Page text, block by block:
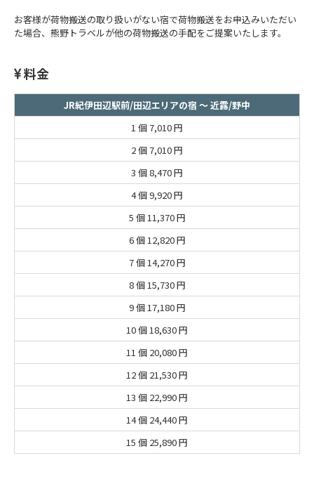
お客様が荷物搬送の取り扱いがない宿で荷物搬送をお申込みいただい
た場合、熊野トラベルが他の荷物搬送の手配をご提案いたします。
料金
JR紀伊田辺駅前/田辺エリアの宿 ～ 近露/野中
1 個7,010 円
2 個7,010 円
3 個8,470 円
4 個9,920 円
5 個 11,370 円
6 個 12,820 円
7 個 14,270 円
8 個 15,730 円
9 個 17,180 円
10 個 18,630 円
11 個 20,080 円
12 個 21,530 円
13 個 22,990 円
14 個 24,440 円
15 個 25,890 円